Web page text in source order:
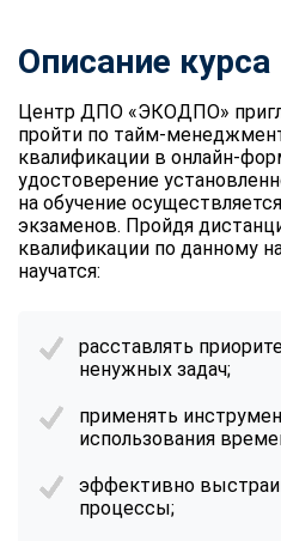
Описание курса
Центр ДПО «ЭКОДПО»
пройти по тайм-
квалификации в онлайн-
удостоверение
на обучение
экзаменов. Пройдя
квалификации по данному
научатся:
расставлять
ненужных задач;
применять
использования
эффективно
процессы;